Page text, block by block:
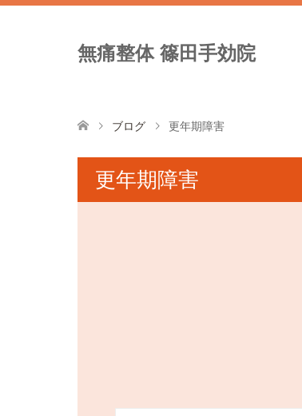
無痛整体 篠田手効院
ブログ 更年期障害
更年期障害